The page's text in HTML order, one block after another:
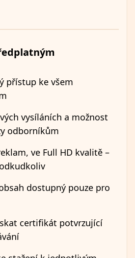
přístup ke všem
vysíláních a možnost
odborníkům
ve Full HD kvalitě –
dostupný pouze pro
certifikát potvrzující